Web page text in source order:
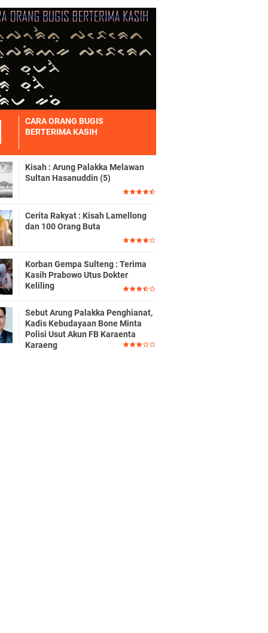
CARA ORANG BUGIS
BERTERIMA KASIH
Kisah : Arung Palakka Melawan
Sultan Hasanuddin (5)
Cerita Rakyat : Kisah Lamellong
dan 100 Orang Buta
Korban Gempa Sulteng : Terima
Kasih Prabowo Utus Dokter
Keliling
Sebut Arung Palakka Penghianat,
Kadis Kebudayaan Bone Minta
Polisi Usut Akun FB Karaenta
Karaeng